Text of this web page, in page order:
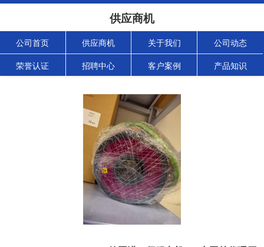
供应商机
公司首页 供应商机 关于我们 公司动态
荣誉认证 招聘中心 客户案例 产品知识